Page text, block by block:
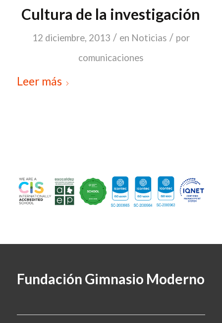
Cultura de la investigación
12 diciembre, 2013 / en Noticias / por
comunicaciones
Leer más
Fundación Gimnasio Moderno